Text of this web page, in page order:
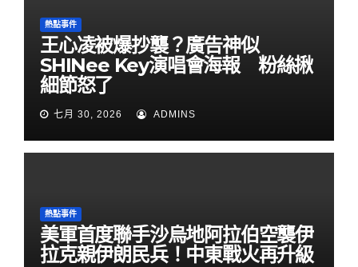
熱點事件
王心凌被爆抄襲？廣告神似
SHINee Key演唱會海報 粉絲揪
細節怒了
七月 30, 2026 ADMINS
熱點事件
美軍首度聯手沙烏地阿拉伯空襲伊
拉克親伊朗民兵！中東戰火再升級